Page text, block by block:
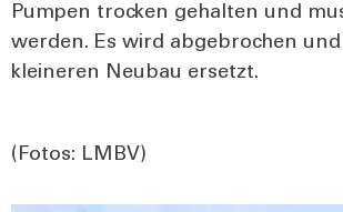
Pum­pen tro­cken gehal­ten und
wer­den. Es wird abge­bro­chen
klei­ne­ren Neu­bau ersetzt.
(Fotos: LMBV)